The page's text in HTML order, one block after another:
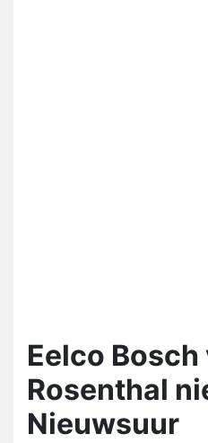
Eelco Bosch
Rosenthal
Nieuwsuur